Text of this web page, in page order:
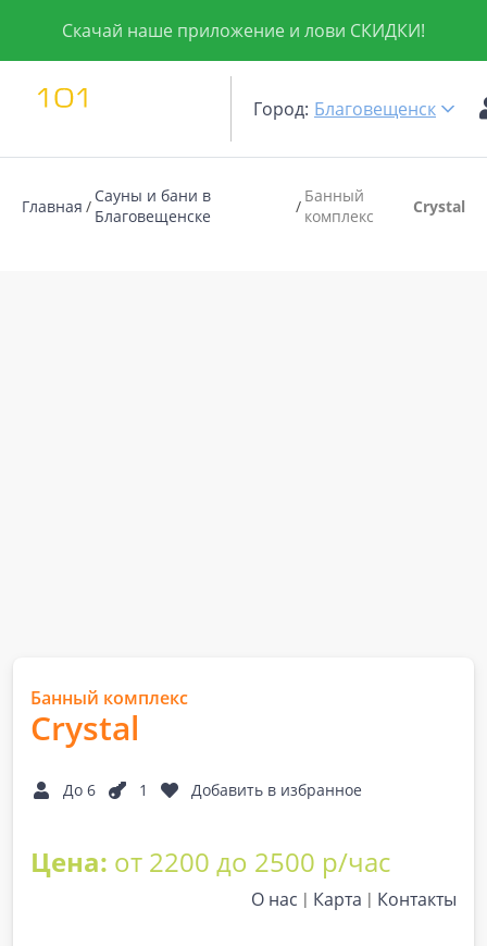
Скачай наше приложение и лови СКИДКИ!
Город: Благовещенск
Главная
Сауны и бани в
Благовещенске
Банный
комплекс
Crystal
Банный комплекс
Crystal
До 6 1 Добавить в избранное
Цена: от 2200 до 2500 р/час
О нас Карта Контакты